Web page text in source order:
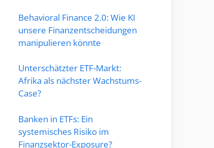
Behavioral Finance 2.0: Wie KI
unsere Finanzentscheidungen
manipulieren könnte
Unterschätzter ETF-Markt:
Afrika als nächster Wachstums-
Case?
Banken in ETFs: Ein
systemisches Risiko im
Finanzsektor-Exposure?